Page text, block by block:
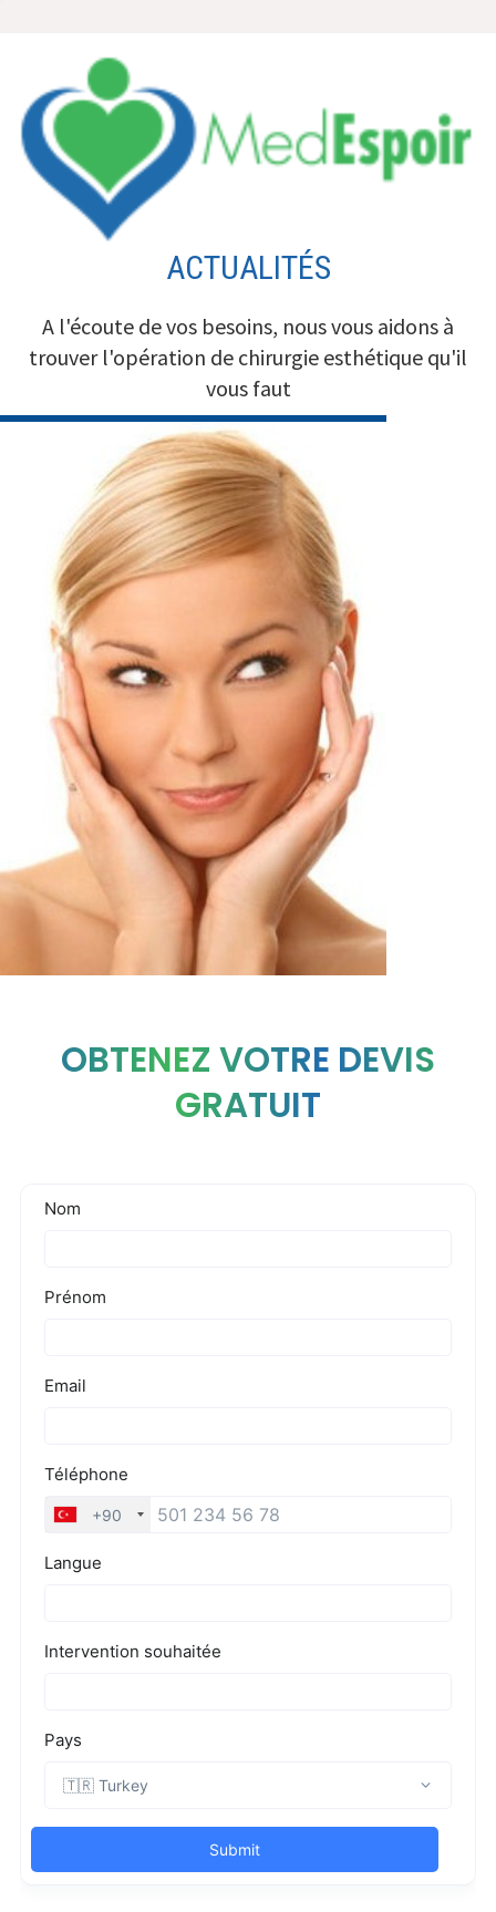
contenu
ACTUALITÉS
A l'écoute de vos besoins, nous vous aidons à
trouver l'opération de chirurgie esthétique qu'il
vous faut
OBTENEZ VOTRE DEVIS
GRATUIT